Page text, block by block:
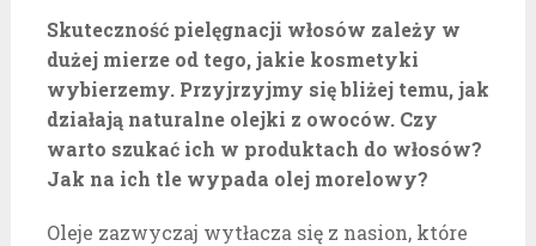
Skuteczność pielęgnacji włosów zależy w
dużej mierze od tego, jakie kosmetyki
wybierzemy. Przyjrzyjmy się bliżej temu, jak
działają naturalne olejki z owoców. Czy
warto szukać ich w produktach do włosów?
Jak na ich tle wypada olej morelowy?
Oleje zazwyczaj wytłacza się z nasion, które